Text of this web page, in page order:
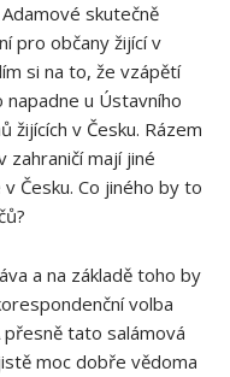
skutečně
pro občany žijící v
si na to, že vzápětí
u Ústavního
žijících v Česku. Rázem
zahraničí mají jiné
Česku. Co jiného by to
a na základě toho by
volba
přesně tato salámová
moc dobře vědoma